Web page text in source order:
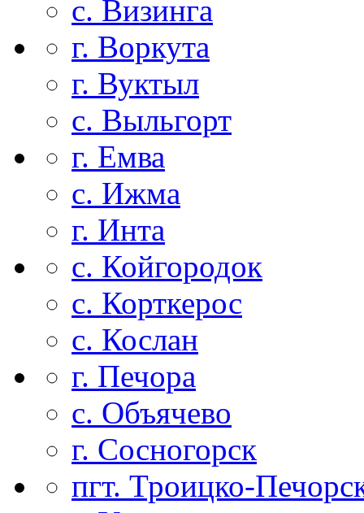
с. Визинга
г. Воркута
г. Вуктыл
с. Выльгорт
г. Емва
с. Ижма
г. Инта
с. Койгородок
с. Корткерос
с. Кослан
г. Печора
с. Объячево
г. Сосногорск
пгт. Троицко-